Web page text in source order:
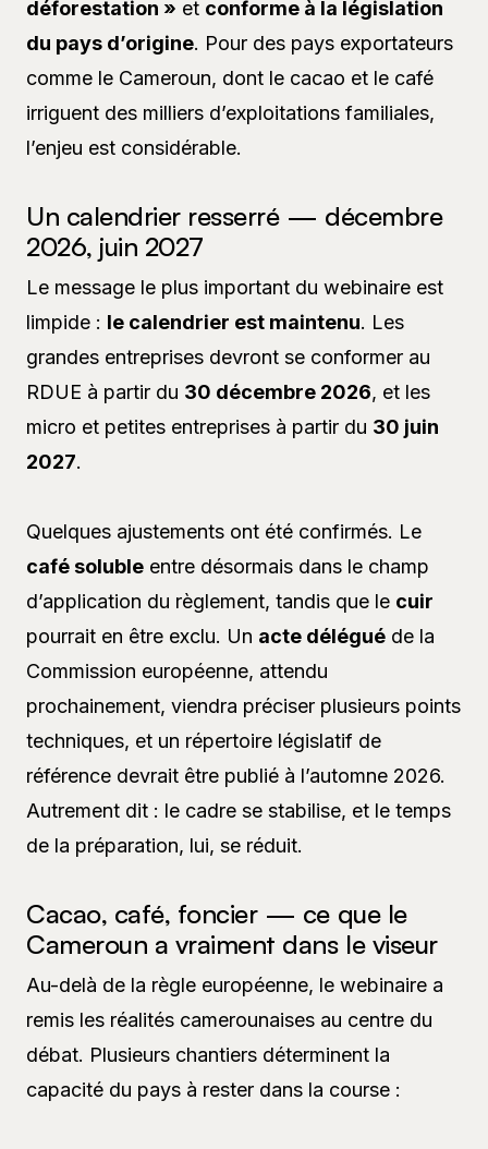
déforestation » et conforme à la législation
du pays d’origine. Pour des pays exportateurs
comme le Cameroun, dont le cacao et le café
irriguent des milliers d’exploitations familiales,
l’enjeu est considérable.
Un calendrier resserré — décembre
2026, juin 2027
Le message le plus important du webinaire est
limpide : le calendrier est maintenu. Les
grandes entreprises devront se conformer au
RDUE à partir du 30 décembre 2026, et les
micro et petites entreprises à partir du 30 juin
2027.
Quelques ajustements ont été confirmés. Le
café soluble entre désormais dans le champ
d’application du règlement, tandis que le cuir
pourrait en être exclu. Un acte délégué de la
Commission européenne, attendu
prochainement, viendra préciser plusieurs points
techniques, et un répertoire législatif de
référence devrait être publié à l’automne 2026.
Autrement dit : le cadre se stabilise, et le temps
de la préparation, lui, se réduit.
Cacao, café, foncier — ce que le
Cameroun a vraiment dans le viseur
Au-delà de la règle européenne, le webinaire a
remis les réalités camerounaises au centre du
débat. Plusieurs chantiers déterminent la
capacité du pays à rester dans la course :